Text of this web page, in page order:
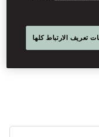
suites offer an
room and
access. The en-
تعريف الارتباط كلها